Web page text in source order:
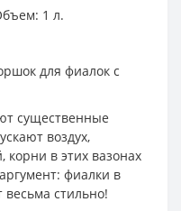
1 л.
для фиалок с
существенные
воздух,
в этих вазонах
фиалки в
весьма стильно!